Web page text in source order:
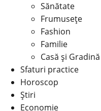
Sănătate
Frumusețe
Fashion
Familie
Casă şi Gradină
Sfaturi practice
Horoscop
Știri
Economie